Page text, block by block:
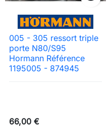
005 - 305 ressort triple
porte N80/S95
Hormann Référence
1195005 - 874945
66,00 €